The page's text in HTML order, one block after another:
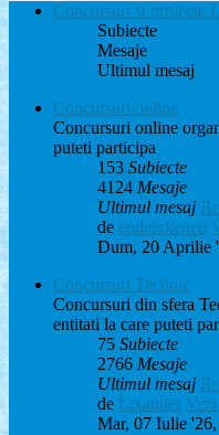
Concursuri si proiecte
Subiecte
Mesaje
Ultimul mesaj
Concursuri online
Concursuri online
puteti participa
153 Subiecte
4124 Mesaje
Ultimul mesaj
de endaerkened
Dum, 20 Aprilie
Concursuri Technic
Concursuri din sfera
entitati la care puteti
75 Subiecte
2766 Mesaje
Ultimul mesaj
de Lixander
Mar, 07 Iulie